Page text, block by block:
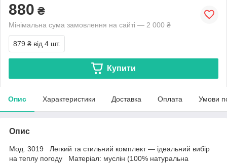
880 ₴
Мінімальна сума замовлення на сайті — 2 000 ₴
879 ₴ від 4 шт.
Купити
Опис Характеристики Доставка Оплата Умови
Опис
Мод. 3019 Легкий та стильний комплект — ідеальний вибір
на теплу погоду Матеріал: муслін (100% натуральна